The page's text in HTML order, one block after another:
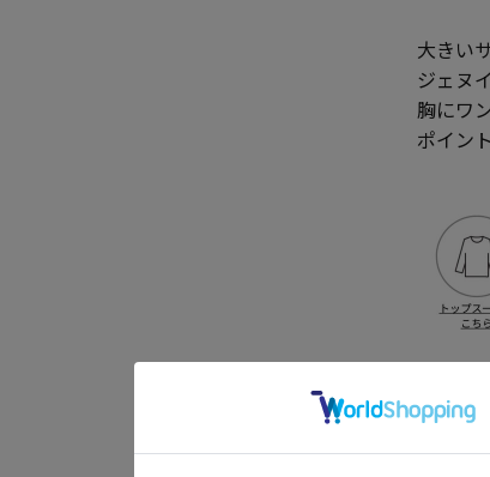
大きい
ジェヌ
胸にワ
ポイン
当ページの
サイズ選択